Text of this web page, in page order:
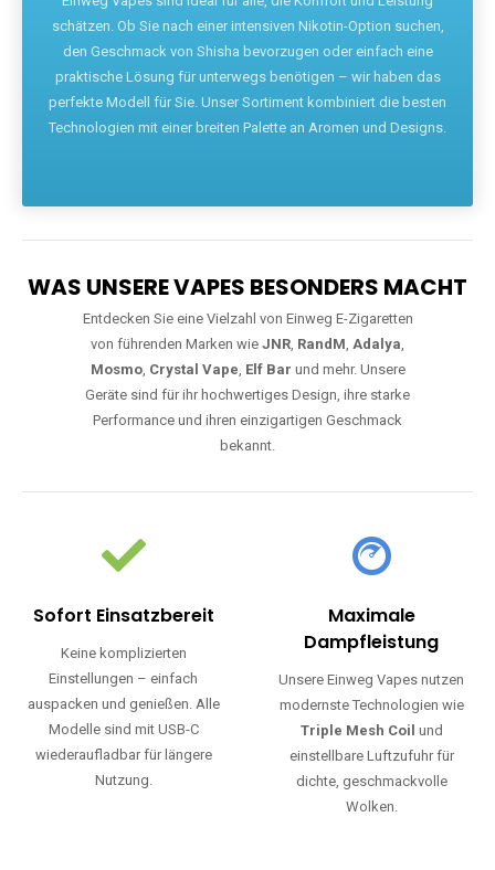
schätzen. Ob Sie nach einer intensiven Nikotin-Option suchen,
den Geschmack von Shisha bevorzugen oder einfach eine
praktische Lösung für unterwegs benötigen – wir haben das
perfekte Modell für Sie. Unser Sortiment kombiniert die besten
Technologien mit einer breiten Palette an Aromen und Designs.
WAS UNSERE VAPES BESONDERS MACHT
Entdecken Sie eine Vielzahl von Einweg E-Zigaretten
von führenden Marken wie JNR, RandM, Adalya,
Mosmo, Crystal Vape, Elf Bar und mehr. Unsere
Geräte sind für ihr hochwertiges Design, ihre starke
Performance und ihren einzigartigen Geschmack
bekannt.
Sofort Einsatzbereit
Keine komplizierten
Einstellungen – einfach
auspacken und genießen. Alle
Modelle sind mit USB-C
wiederaufladbar für längere
Nutzung.
Maximale
Dampfleistung
Unsere Einweg Vapes nutzen
modernste Technologien wie
Triple Mesh Coil und
einstellbare Luftzufuhr für
dichte, geschmackvolle
Wolken.